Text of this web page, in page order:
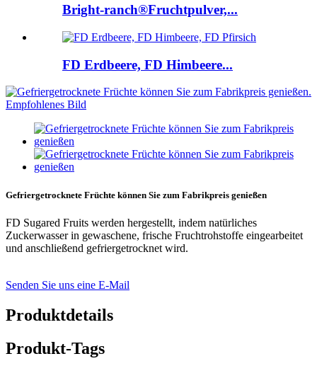
Bright-ranch®Fruchtpulver,...
FD Erdbeere, FD Himbeere...
Gefriergetrocknete Früchte können Sie zum Fabrikpreis genießen
FD Sugared Fruits werden hergestellt, indem natürliches
Zuckerwasser in gewaschene, frische Fruchtrohstoffe eingearbeitet
und anschließend gefriergetrocknet wird.
Senden Sie uns eine E-Mail
Produktdetails
Produkt-Tags